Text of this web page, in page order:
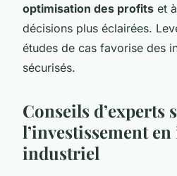
optimisation des profits et
décisions plus éclairées.
études de cas favorise des
sécurisés.
Conseils d’experts
l’investissement
industriel